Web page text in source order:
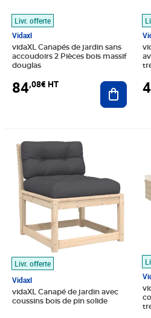
Livr. offerte
Vidaxl
vidaXL Canapés de jardin sans
accoudoirs 2 Pièces bois massif
douglas
84,08€ HT Ajouter
Livr. offerte
Vidaxl
vidaXL Canapé de jardin avec
coussins bois de pin solide
Prix barré 74,99€ HT
Prix 63,24€ HT